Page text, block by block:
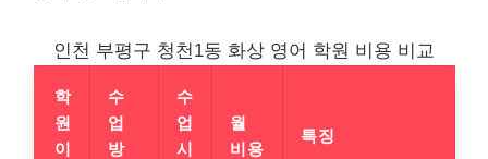
인천 부평구 청천1동 화상 영어 학원 비용 비교
학
원
이
수
업
방
수
업
시
월
비용
특징